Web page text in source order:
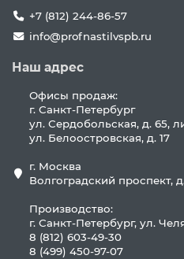
+7 (812) 244-86-57
info@profnastilvspb.ru
Наш адрес
Офисы продаж:
г. Санкт-Петербург
ул. Сердобольская, д. 65,
ул. Белоостровская, д. 17
г. Москва
Волгоградский проспект,
Производство:
г. Санкт-Петербург, ул.
8 (812) 603-49-30
8 (499) 450-97-07